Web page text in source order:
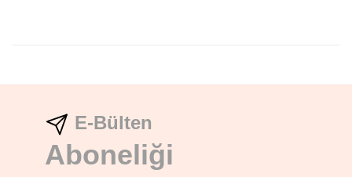
E-Bülten
Aboneliği